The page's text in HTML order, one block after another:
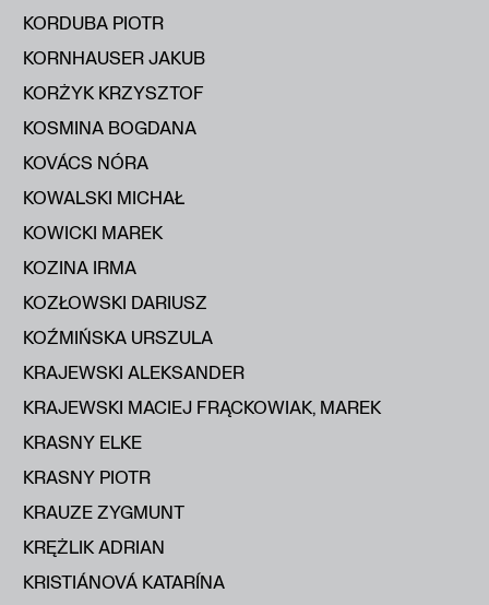
KORDUBA PIOTR
KORNHAUSER JAKUB
KORŻYK KRZYSZTOF
KOSMINA BOGDANA
KOVÁCS NÓRA
KOWALSKI MICHAŁ
KOWICKI MAREK
KOZINA IRMA
KOZŁOWSKI DARIUSZ
KOŹMIŃSKA URSZULA
KRAJEWSKI ALEKSANDER
KRAJEWSKI MACIEJ FRĄCKOWIAK, MAREK
KRASNY ELKE
KRASNY PIOTR
KRAUZE ZYGMUNT
KRĘŻLIK ADRIAN
KRISTIÁNOVÁ KATARÍNA